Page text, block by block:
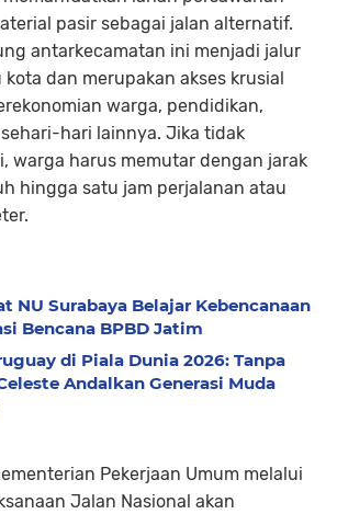
pasir sebagai jalan alternatif.
antarkecamatan ini menjadi jalur
dan merupakan akses krusial
warga, pendidikan,
hari lainnya. Jika tidak
warga harus memutar dengan jarak
hingga satu jam perjalanan atau
NU Surabaya Belajar Kebencanaan
Bencana BPBD Jatim
di Piala Dunia 2026: Tanpa
Andalkan Generasi Muda
Pekerjaan Umum melalui
Jalan Nasional akan